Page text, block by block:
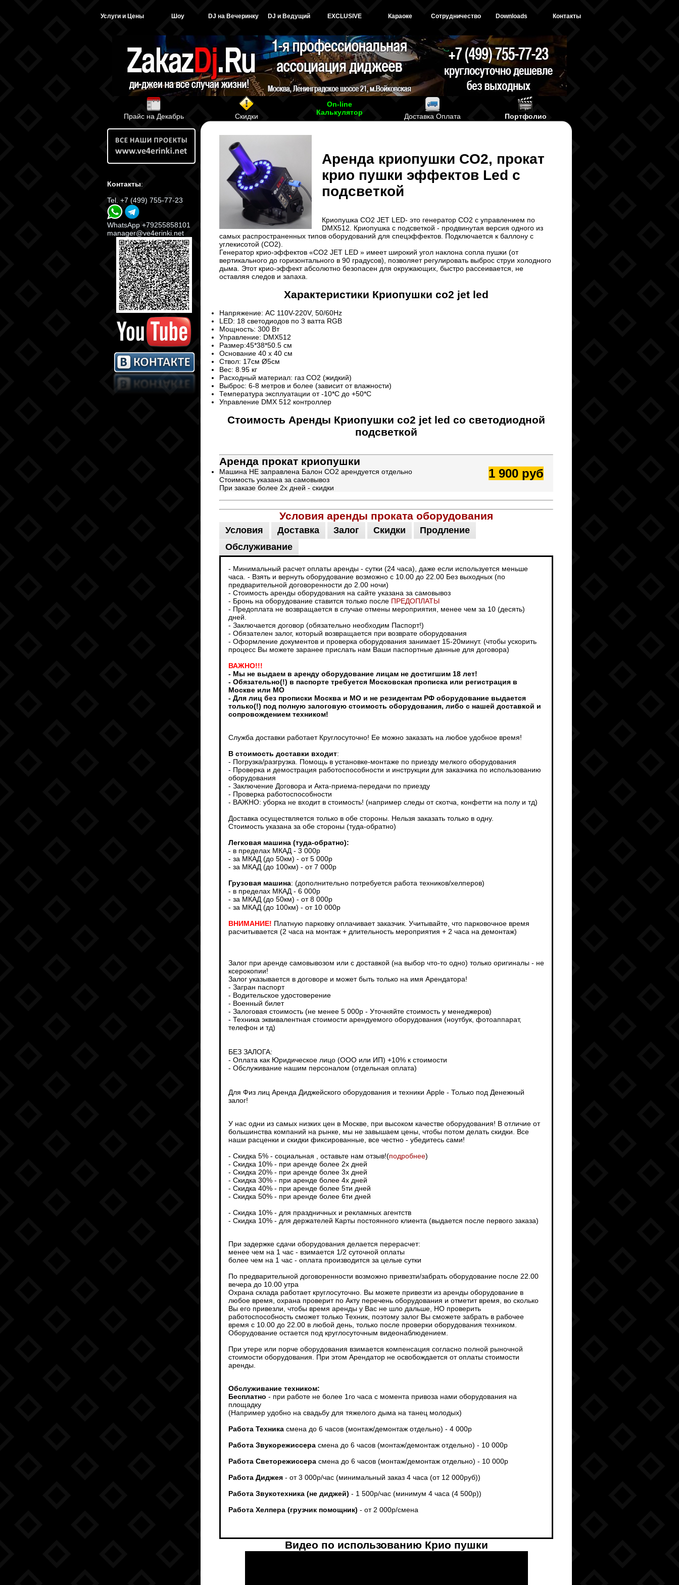
Услуги и Цены Шоу DJ на Вечеринку DJ и Ведущий EXCLUSIVE Караоке Сотрудничество Downloads Контакты
Прайс на Декабрь Скидки
On-line
Калькулятор
Доставка Оплата Портфолио
Контакты:
Tel. +7 (499) 755-77-23
WhatsApp +79255858101
manager@ve4erinki.net
Аренда криопушки CO2, прокат
крио пушки эффектов Led с
подсветкой
Криопушка CO2 JET LED- это генератор CO2 с управлением по
DMX512. Криопушка с подсветкой - продвинутая версия одного из
самых распространенных типов оборудований для спецэффектов. Подключается к баллону с
углекисотой (CO2).
Генератор крио-эффектов «CO2 JET LED » имеет широкий угол наклона сопла пушки (от
вертикального до горизонтального в 90 градусов), позволяет регулировать выброс струи холодного
дыма. Этот крио-эффект абсолютно безопасен для окружающих, быстро рассеивается, не
оставляя следов и запаха.
Характеристики Криопушки co2 jet led
Напряжение: AC 110V-220V, 50/60Hz
LED: 18 светодиодов по 3 ватта RGB
Мощность: 300 Вт
Управление: DMX512
Размер:45*38*50.5 см
Основание 40 х 40 см
Ствол: 17см Ø5см
Вес: 8.95 кг
Расходный материал: газ СО2 (жидкий)
Выброс: 6-8 метров и более (зависит от влажности)
Температура эксплуатации от -10*C до +50*C
Управление DMX 512 контроллер
Cтоимость Аренды Криопушки co2 jet led со светодиодной
подсветкой
Аренда прокат криопушки
Машина НЕ заправлена Балон CO2 арендуется отдельно
Стоимость указана за самовывоз
При заказе более 2х дней - скидки
1 900 руб
Условия аренды проката оборудования
Условия Доставка Залог Скидки
Продление
Обслуживание
- Минимальный расчет оплаты аренды - сутки (24 часа), даже если используется меньше
часа. - Взять и вернуть оборудование возможно с 10.00 до 22.00 Без выходных (по
предварительной договоренности до 2.00 ночи)
- Стоимость аренды оборудования на сайте указана за самовывоз
- Бронь на оборудование ставится только после ПРЕДОПЛАТЫ
- Предоплата не возвращается в случае отмены мероприятия, менее чем за 10 (десять)
дней.
- Заключается договор (обязательно необходим Паспорт!)
- Обязателен залог, который возвращается при возврате оборудования
- Оформление документов и проверка оборудования занимает 15-20минут. (чтобы ускорить
процесс Вы можете заранее прислать нам Ваши паспортные данные для договора)
ВАЖНО!!!
- Мы не выдаем в аренду оборудование лицам не достигшим 18 лет!
- Обязательно(!) в паспорте требуется Московская прописка или регистрация в
Москве или МО
- Для лиц без прописки Москва и МО и не резидентам РФ оборудование выдается
только(!) под полную залоговую стоимость оборудования, либо с нашей доставкой и
сопровождением техником!
Служба доставки работает Круглосуточно! Ее можно заказать на любое удобное время!
В стоимость доставки входит:
- Погрузка/разгрузка. Помощь в установке-монтаже по приезду мелкого оборудования
- Проверка и демострация работоспособности и инструкции для заказчика по использованию
оборудования
- Заключение Договора и Акта-приема-передачи по приезду
- Проверка работоспособности
- ВАЖНО: уборка не входит в стоимость! (например следы от скотча, конфетти на полу и тд)
Доставка осуществляется только в обе стороны. Нельзя заказать только в одну.
Стоимость указана за обе стороны (туда-обратно)
Легковая машина (туда-обратно):
- в пределах МКАД - 3 000р
- за МКАД (до 50км) - от 5 000р
- за МКАД (до 100км) - от 7 000р
Грузовая машина: (дополнительно потребуется работа техников/хелперов)
- в пределах МКАД - 6 000р
- за МКАД (до 50км) - от 8 000р
- за МКАД (до 100км) - от 10 000р
ВНИМАНИЕ! Платную парковку оплачивает заказчик. Учитывайте, что парковочное время
расчитывается (2 часа на монтаж + длительность мероприятия + 2 часа на демонтаж)
Залог при аренде самовывозом или с доставкой (на выбор что-то одно) только оригиналы - не
ксерокопии!
Залог указывается в договоре и может быть только на имя Арендатора!
- Загран паспорт
- Водительское удостоверение
- Военный билет
- Залоговая стоимость (не менее 5 000р - Уточняйте стоимость у менеджеров)
- Техника эквивалентная стоимости арендуемого оборудования (ноутбук, фотоаппарат,
телефон и тд)
БЕЗ ЗАЛОГА:
- Оплата как Юридическое лицо (ООО или ИП) +10% к стоимости
- Обслуживание нашим персоналом (отдельная оплата)
Для Физ лиц Аренда Диджейского оборудования и техники Apple - Только под Денежный
залог!
У нас одни из самых низких цен в Москве, при высоком качестве оборудования! В отличие от
большинства компаний на рынке, мы не завышаем цены, чтобы потом делать скидки. Все
наши расценки и скидки фиксированные, все честно - убедитесь сами!
- Скидка 5% - социальная , оставьте нам отзыв!(подробнее)
- Скидка 10% - при аренде более 2х дней
- Скидка 20% - при аренде более 3х дней
- Скидка 30% - при аренде более 4х дней
- Скидка 40% - при аренде более 5ти дней
- Скидка 50% - при аренде более 6ти дней
- Скидка 10% - для праздничных и рекламных агентств
- Скидка 10% - для держателей Карты постоянного клиента (выдается после первого заказа)
При задержке сдачи оборудования делается перерасчет:
менее чем на 1 час - взимается 1/2 суточной оплаты
более чем на 1 час - оплата производится за целые сутки
По предварительной договоренности возможно привезти/забрать оборудование после 22.00
вечера до 10.00 утра
Охрана склада работает круглосуточно. Вы можете привезти из аренды оборудование в
любое время, охрана проверит по Акту перечень оборудования и отметит время, во сколько
Вы его привезли, чтобы время аренды у Вас не шло дальше, НО проверить
работоспособность сможет только Техник, поэтому залог Вы сможете забрать в рабочее
время с 10.00 до 22.00 в любой день, только после проверки оборудования техником.
Оборудование остается под круглосуточным видеонаблюдением.
При утере или порче оборудования взимается компенсация согласно полной рыночной
стоимости оборудования. При этом Арендатор не освобождается от оплаты стоимости
аренды.
Обслуживание техником:
Бесплатно - при работе не более 1го часа с момента привоза нами оборудования на
площадку
(Например удобно на свадьбу для тяжелого дыма на танец молодых)
Работа Техника смена до 6 часов (монтаж/демонтаж отдельно) - 4 000р
Работа Звукорежиссера смена до 6 часов (монтаж/демонтаж отдельно) - 10 000р
Работа Светорежиссера смена до 6 часов (монтаж/демонтаж отдельно) - 10 000р
Работа Диджея - от 3 000р/час (минимальный заказ 4 часа (от 12 000руб))
Работа Звукотехника (не диджей) - 1 500р/час (минимум 4 часа (4 500р))
Работа Хелпера (грузчик помощник) - от 2 000р/смена
Видео по использованию Крио пушки